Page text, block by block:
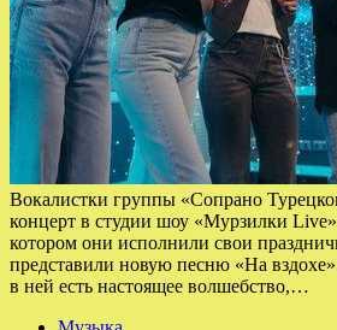
Вокалистки группы «Сопрано
концерт в студии шоу «Мурзилки
котором они исполнили свои
представили новую песню «На
в ней есть настоящее волшебство,…